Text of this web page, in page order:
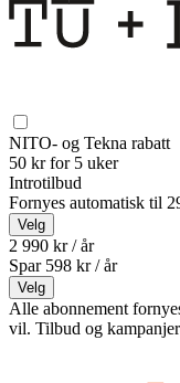
NITO- og Tekna rabatt
50 kr for 5 uker
Introtilbud
Fornyes automatisk til
Velg
2 990 kr / år
Spar 598 kr /år
Velg
Alle abonnement
vil. Tilbud og